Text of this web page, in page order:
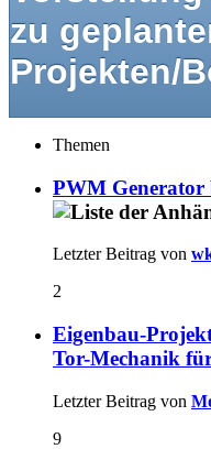
zu
Projekten/
Themen
PWM Generator
Letzter Beitrag von
2
Eigenbau-
Tor-Mechanik
Letzter Beitrag von
9